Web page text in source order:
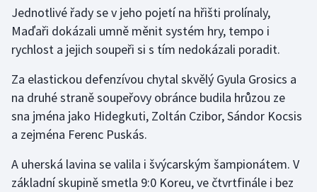
Triatlon
Veslování
Vodní slalom
Volejbal
Ostatní
Jednotlivé řady se v jeho pojetí na hřišti prolínaly,
Maďaři dokázali umně měnit systém hry, tempo i
rychlost a jejich soupeři si s tím nedokázali poradit.
Za elastickou defenzívou chytal skvělý Gyula Grosics a
na druhé straně soupeřovy obránce budila hrůzou ze
sna jména jako Hidegkuti, Zoltán Czibor, Sándor Kocsis
a zejména Ferenc Puskás.
A uherská lavina se valila i švýcarským šampionátem. V
základní skupině smetla 9:0 Koreu, ve čtvrtfinále i bez